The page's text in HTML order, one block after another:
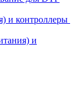
и контроллеры
и